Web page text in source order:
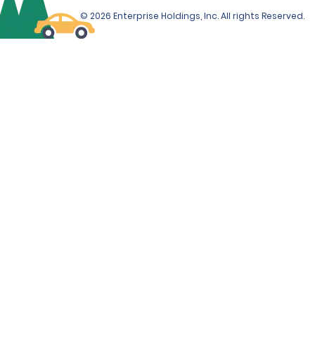
© 2026 Enterprise Holdings, Inc. All rights Reserved.